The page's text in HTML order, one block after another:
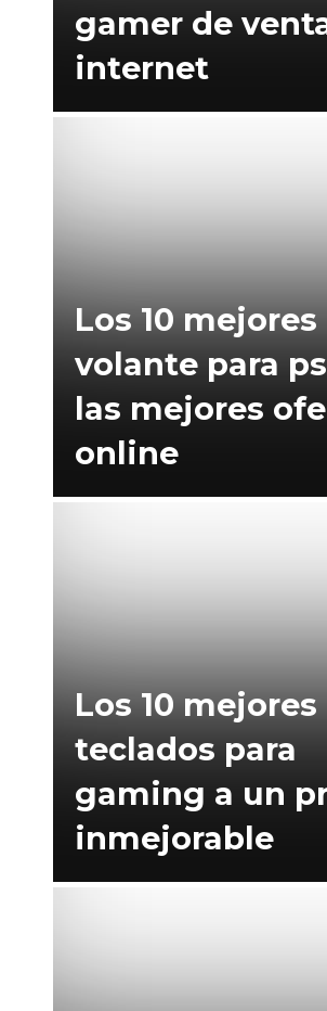
gamer de
internet
Los 10 mejores
volante para
las mejores
online
Los 10 mejores
teclados para
gaming a un
inmejorable